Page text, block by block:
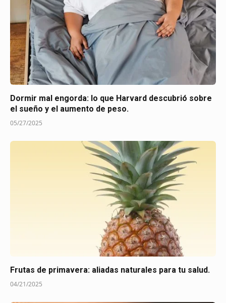
Dormir mal engorda: lo que Harvard descubrió sobre
el sueño y el aumento de peso.
05/27/2025
Frutas de primavera: aliadas naturales para tu salud.
04/21/2025